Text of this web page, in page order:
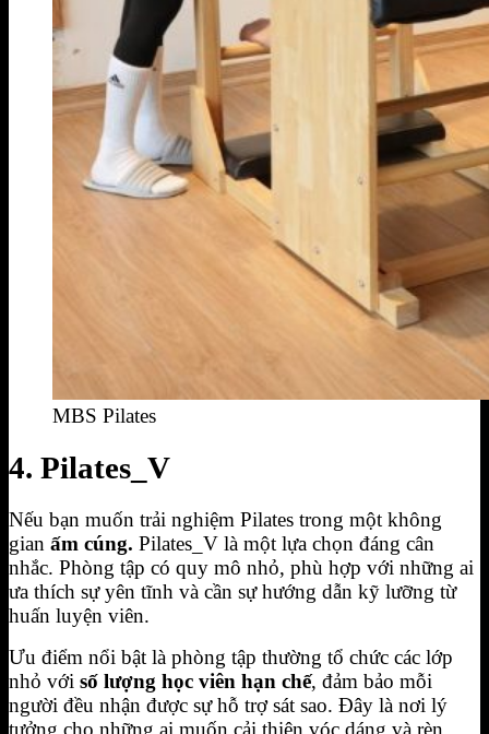
MBS Pilates
4. Pilates_V
Nếu bạn muốn trải nghiệm Pilates trong một không
gian ấm cúng. Pilates_V là một lựa chọn đáng cân
nhắc. Phòng tập có quy mô nhỏ, phù hợp với những ai
ưa thích sự yên tĩnh và cần sự hướng dẫn kỹ lưỡng từ
huấn luyện viên.
Ưu điểm nổi bật là phòng tập thường tổ chức các lớp
nhỏ với số lượng học viên hạn chế, đảm bảo mỗi
người đều nhận được sự hỗ trợ sát sao. Đây là nơi lý
tưởng cho những ai muốn cải thiện vóc dáng và rèn